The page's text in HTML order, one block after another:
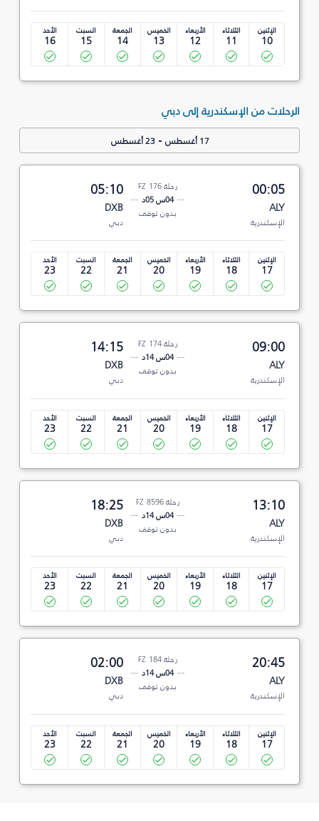
الإثنين
10
الثلاثاء
11
الأربعاء
12
الخميس
13
الجمعة
14
السبت
15
الأحد
16
الرحلات من الإسكندرية إلى دبي
17 أغسطس -23 أغسطس
00:05
ALY
الإسكندرية
رحلة FZ 176
04س 05د
بدون توقف
05:10
DXB
دبي
الإثنين
17
الثلاثاء
18
الأربعاء
19
الخميس
20
الجمعة
21
السبت
22
الأحد
23
09:00
ALY
الإسكندرية
رحلة FZ 174
04س 14د
بدون توقف
14:15
DXB
دبي
الإثنين
17
الثلاثاء
18
الأربعاء
19
الخميس
20
الجمعة
21
السبت
22
الأحد
23
13:10
ALY
الإسكندرية
رحلة FZ 8596
04س 14د
بدون توقف
18:25
DXB
دبي
الإثنين
17
الثلاثاء
18
الأربعاء
19
الخميس
20
الجمعة
21
السبت
22
الأحد
23
20:45
ALY
الإسكندرية
رحلة FZ 184
04س 14د
بدون توقف
02:00
DXB
دبي
الإثنين
17
الثلاثاء
18
الأربعاء
19
الخميس
20
الجمعة
21
السبت
22
الأحد
23